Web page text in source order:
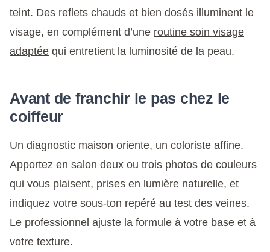
teint. Des reflets chauds et bien dosés illuminent le
visage, en complément d’une routine soin visage
adaptée qui entretient la luminosité de la peau.
Avant de franchir le pas chez le
coiffeur
Un diagnostic maison oriente, un coloriste affine.
Apportez en salon deux ou trois photos de couleurs
qui vous plaisent, prises en lumière naturelle, et
indiquez votre sous-ton repéré au test des veines.
Le professionnel ajuste la formule à votre base et à
votre texture.